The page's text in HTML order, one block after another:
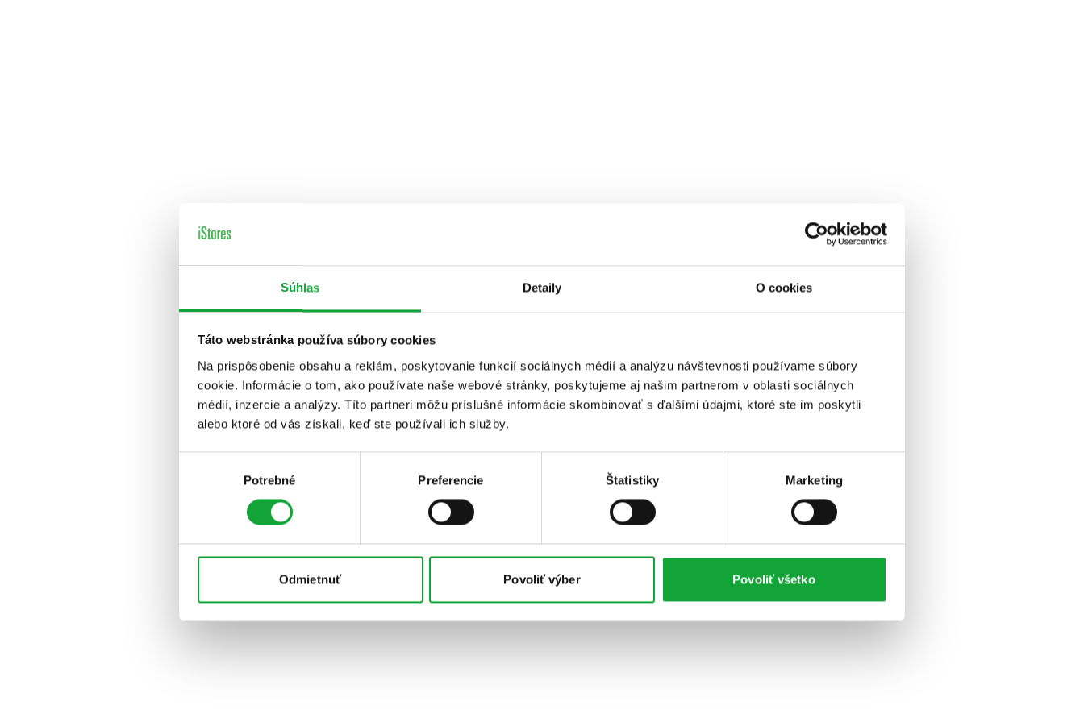
Súhlas Detaily O cookies
Táto webstránka používa súbory cookies
Na prispôsobenie obsahu a reklám, poskytovanie funkcií sociálnych médií a analýzu návštevnosti používame súbory
cookie. Informácie o tom, ako používate naše webové stránky, poskytujeme aj našim partnerom v oblasti sociálnych
médií, inzercie a analýzy. Títo partneri môžu príslušné informácie skombinovať s ďalšími údajmi, ktoré ste im poskytli
alebo ktoré od vás získali, keď ste používali ich služby.
Potrebné Preferencie Štatistiky Marketing
Odmietnuť Povoliť výber Povoliť všetko